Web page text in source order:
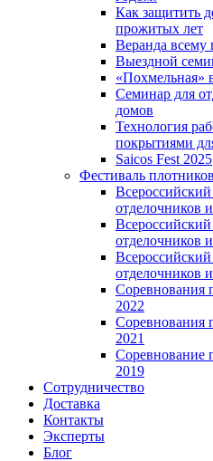
Как защитить
прожитых лет
Веранда всему
Выездной
«Похмельная»
Семинар для
домов
Технология
покрытиями
Saicos Fest 2025
Фестиваль
отделочников
отделочников
отделочников
Соревнования
2022
Соревнования
2021
Соревнование
2019
Сотрудничество
Доставка
Контакты
Эксперты
Блог